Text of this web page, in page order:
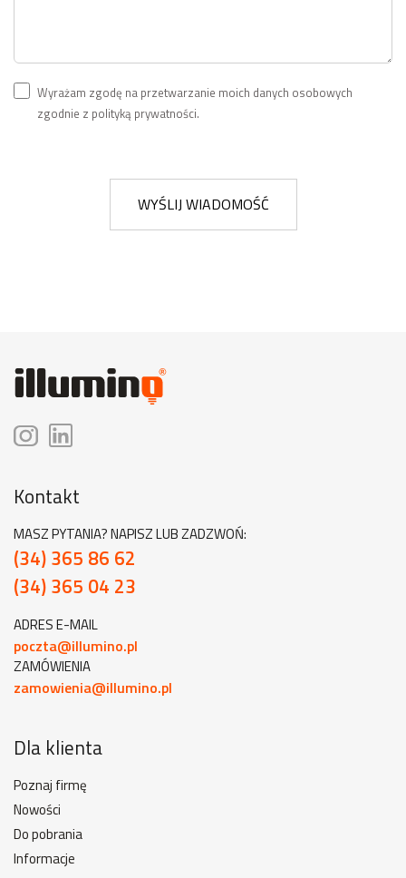
Wyrażam zgodę na przetwarzanie moich danych osobowych
zgodnie z polityką prywatności.
WYŚLIJ WIADOMOŚĆ
Kontakt
MASZ PYTANIA? NAPISZ LUB ZADZWOŃ:
(34) 365 86 62
(34) 365 04 23
ADRES E-MAIL
poczta@illumino.pl
ZAMÓWIENIA
zamowienia@illumino.pl
Dla klienta
Poznaj firmę
Nowości
Do pobrania
Informacje